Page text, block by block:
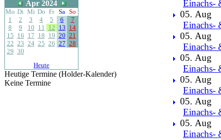
Apr 2024
Mo Di Mi Do Fr Sa So
1
2 3 4 5 6
7
8
9 10 11 12 13 14
15 16 17 18 19 20 21
22 23 24 25 26 27 28
29 30
Heute
Heutige Termine (Holder-Kalender)
Keine Termine
Einachs-
05. Aug
Einachs-
05. Aug
Einachs-
05. Aug
Einachs-
05. Aug
Einachs-
05. Aug
Einachs-
05. Aug
Einachs-